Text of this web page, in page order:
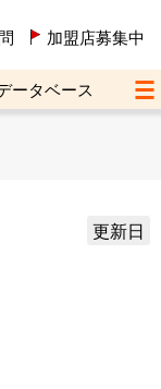
加盟店募集中
ータベース
更新日